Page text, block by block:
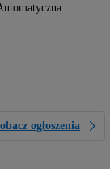
ogłoszenia